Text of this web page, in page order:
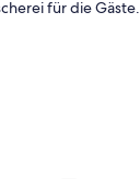
für die Gäste.